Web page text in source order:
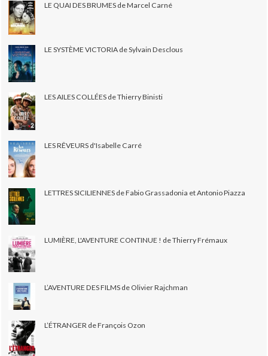
LE QUAI DES BRUMES de Marcel Carné
LE SYSTÈME VICTORIA de Sylvain Desclous
LES AILES COLLÉES de Thierry Binisti
LES RÊVEURS d'Isabelle Carré
LETTRES SICILIENNES de Fabio Grassadonia et Antonio Piazza
LUMIÈRE, L'AVENTURE CONTINUE ! de Thierry Frémaux
L’AVENTURE DES FILMS de Olivier Rajchman
L’ÉTRANGER de François Ozon